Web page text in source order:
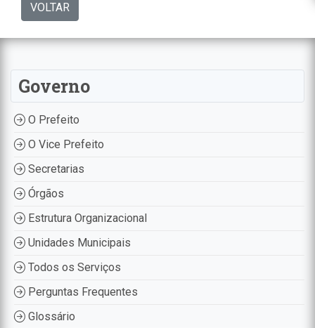
VOLTAR
Governo
O Prefeito
O Vice Prefeito
Secretarias
Órgãos
Estrutura Organizacional
Unidades Municipais
Todos os Serviços
Perguntas Frequentes
Glossário